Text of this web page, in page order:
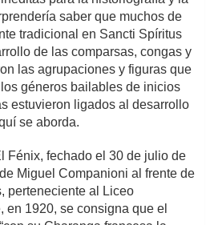
saber que muchos de
tradicional en Sancti Spíritus
de las comparsas, congas y
las agrupaciones y figuras que
géneros bailables de inicios
estuvieron ligados al desarrollo
se aborda.
Fénix, fechado el 30 de julio de
Miguel Companioni al frente de
perteneciente al Liceo
en 1920, se consigna que el